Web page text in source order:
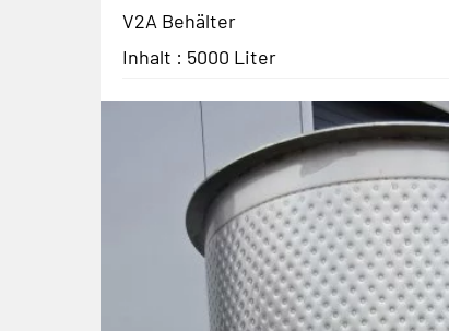
V2A Behälter
Inhalt : 5000 Liter